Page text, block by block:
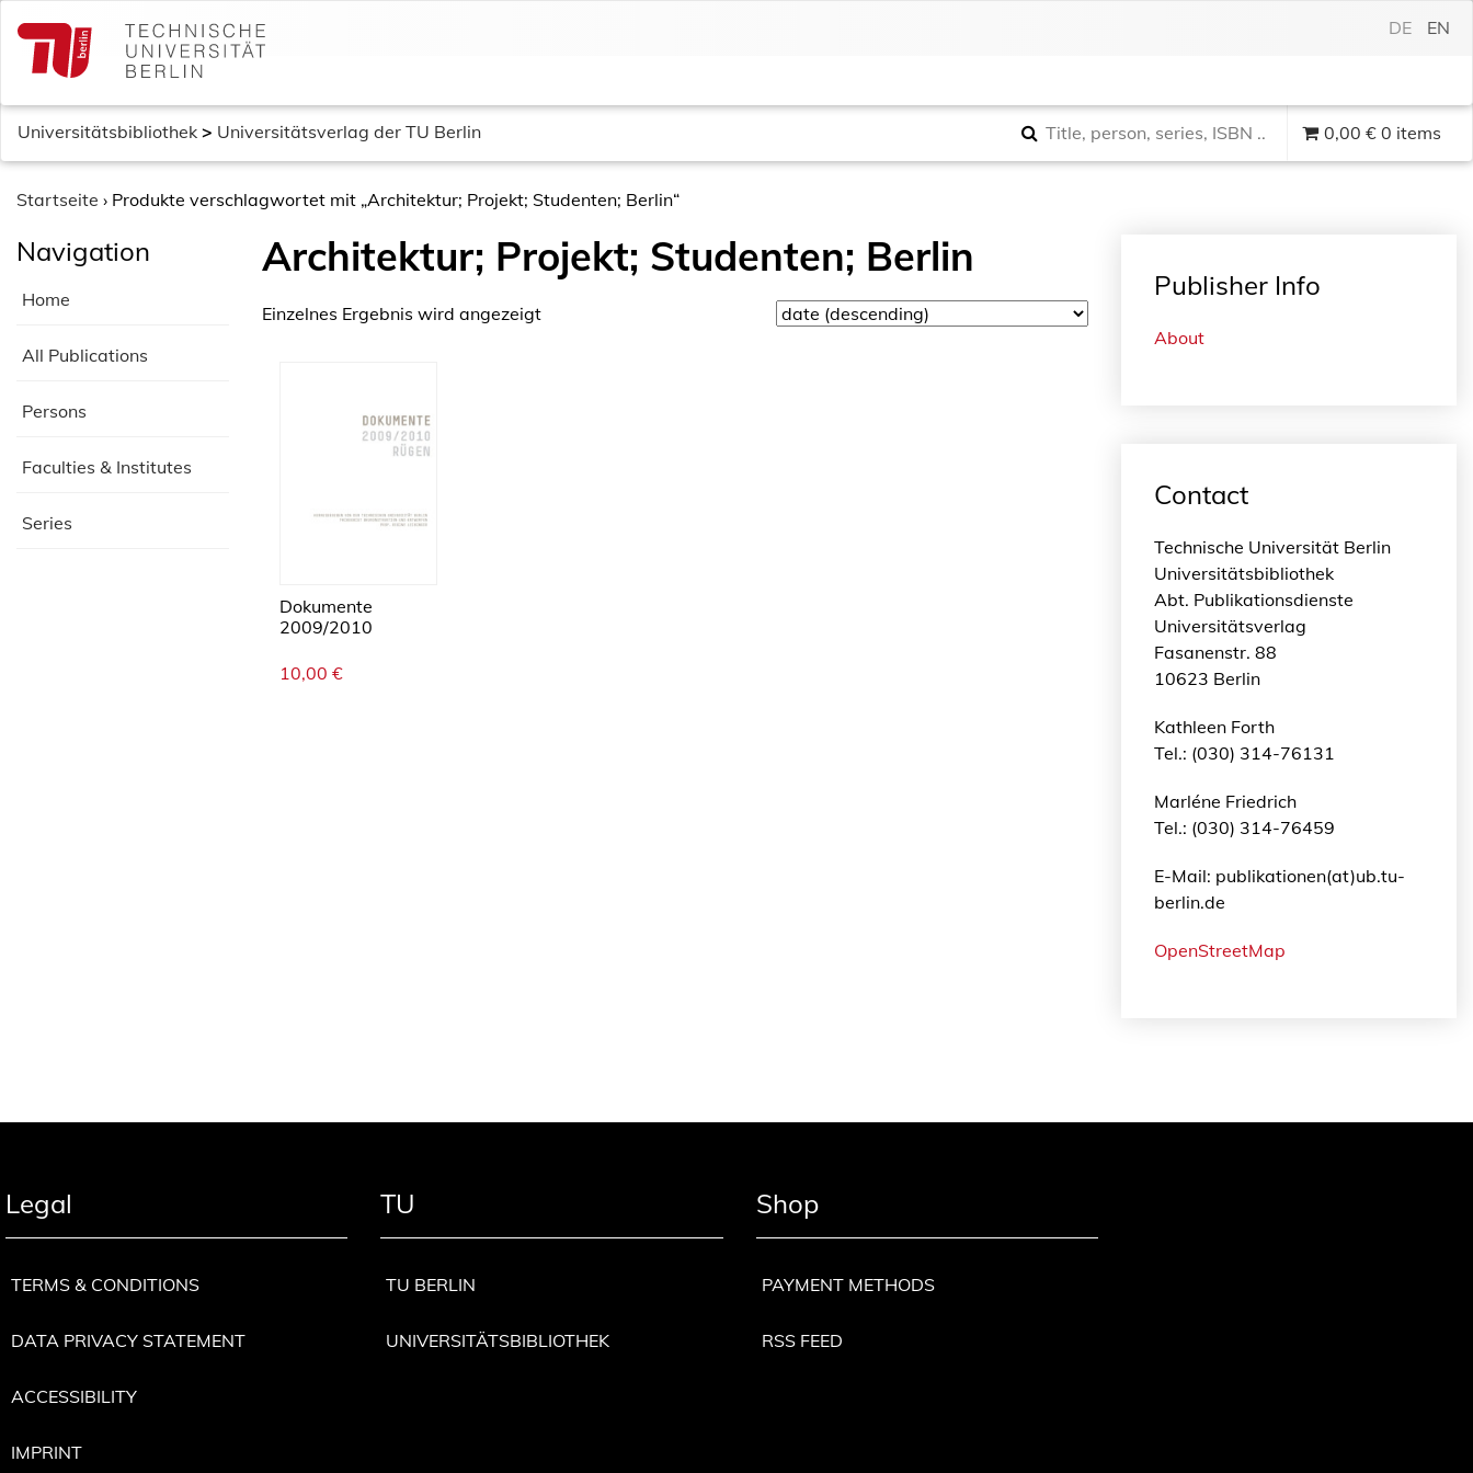
c
DE EN
Universitätsbibliothek > Universitätsverlag der TU Berlin 0,00 € 0 items
Startseite › Produkte verschlagwortet mit „Architektur; Projekt; Studenten; Berlin“
Navigation
Home
All Publications
Persons
Faculties & Institutes
Series
Architektur; Projekt; Studenten; Berlin
Einzelnes Ergebnis wird angezeigt
Dokumente
2009/2010
10,00 €
Publisher Info
About
Contact
Technische Universität Berlin
Universitätsbibliothek
Abt. Publikationsdienste
Universitätsverlag
Fasanenstr. 88
10623 Berlin
Kathleen Forth
Tel.: (030) 314-76131
Marléne Friedrich
Tel.: (030) 314-76459
E-Mail: publikationen(at)ub.tu-
berlin.de
OpenStreetMap
Legal
TERMS & CONDITIONS
DATA PRIVACY STATEMENT
ACCESSIBILITY
IMPRINT
TU
TU BERLIN
UNIVERSITÄTSBIBLIOTHEK
Shop
PAYMENT METHODS
RSS FEED